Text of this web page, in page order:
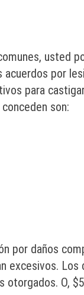
usted
por
para
son:
por daños
excesivos. Los
O,